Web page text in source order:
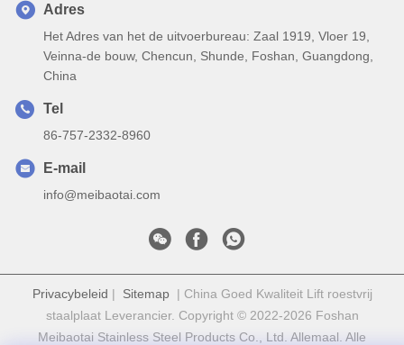
Adres
Het Adres van het de uitvoerbureau: Zaal 1919, Vloer 19,
Veinna-de bouw, Chencun, Shunde, Foshan, Guangdong,
China
Tel
86-757-2332-8960
E-mail
info@meibaotai.com
Privacybeleid | Sitemap| China Goed Kwaliteit Lift roestvrij
staalplaat Leverancier. Copyright © 2022-2026 Foshan
Meibaotai Stainless Steel Products Co., Ltd. Allemaal. Alle